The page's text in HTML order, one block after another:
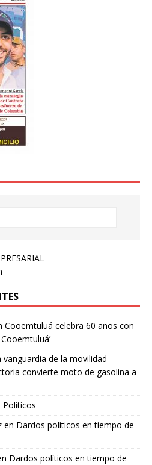
Cooemtuluá celebra 60 años con
vanguardia de la movilidad
convierte moto de gasolina a
Políticos
en Dardos políticos en tiempo de
Dardos políticos en tiempo de